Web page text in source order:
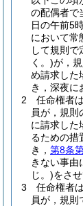
の配偶者で
日の午前5
において常
して規則
く。)が，
め請求した
き，深夜に
2
任命権者
員が，規則
に請求した
るための措
き， 第8条
きない事由
じ。)をさ
3
任命権者
員が，規則